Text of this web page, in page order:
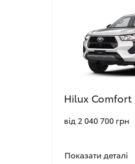
Hilux Comfort
від 2 040 700 грн
Показати деталi